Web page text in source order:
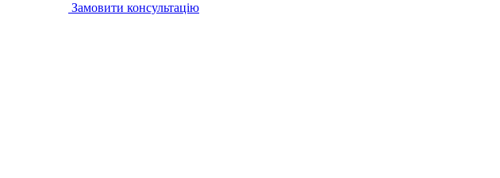
Замовити консультацію